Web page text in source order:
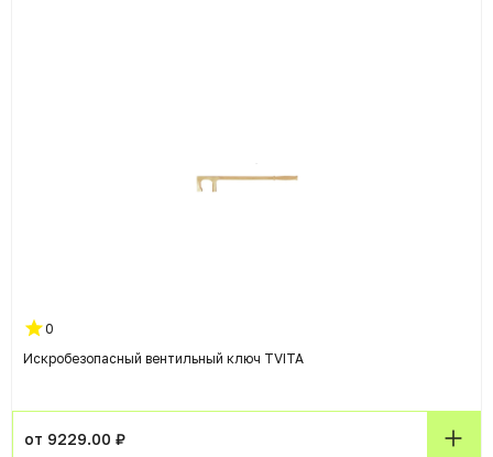
0
Искробезопасный вентильный ключ TVITA
от 9229.00 ₽